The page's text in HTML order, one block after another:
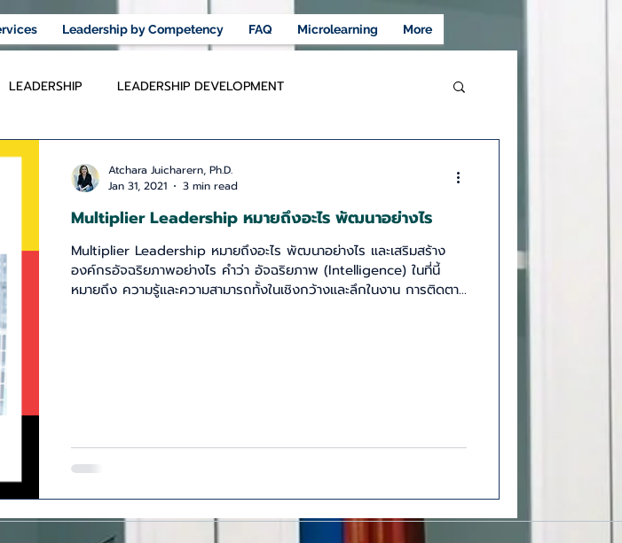
Leadership by Competency FAQ Microlearning More
LEADERSHIP LEADERSHIP DEVELOPMENT
MANAGEMENT
TRAINING AND COACHING IN THAILAND DESIGN THINKING
SELF MANAGEMENT TRANFORMATIONAL LEADER
Multiplier Leadership หมายถึงอะไร พัฒนาอย่างไร
Multiplier Leadership หมายถึงอะไร พัฒนาอย่างไร และเสริมสร้าง
องค์กรอัจฉริยภาพอย่างไร คำว่า อัจฉริยภาพ (Intelligence) ในที่นี้
หมายถึง ความรู้และความสามารถทั้งในเชิงกว้างและลึกในงาน การติดตาม
Atchara Juicharern, Ph.D.
Jan 31, 2021
3 min read